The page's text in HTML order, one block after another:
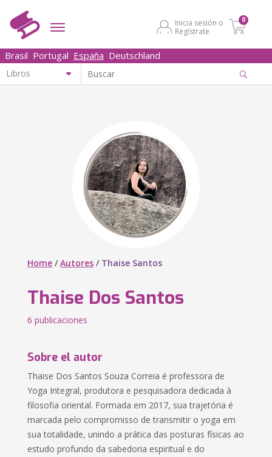
Inicia sesión o
Regístrate
0
Brasil Portugal España Deutschland
Home /Autores / Thaise Santos
Thaise Dos Santos
6 publicaciones
Sobre el autor
Thaise Dos Santos Souza Correia é professora de
Yoga Integral, produtora e pesquisadora dedicada à
filosofia oriental. Formada em 2017, sua trajetória é
marcada pelo compromisso de transmitir o yoga em
sua totalidade, unindo a prática das posturas físicas ao
estudo profundo da sabedoria espiritual e do